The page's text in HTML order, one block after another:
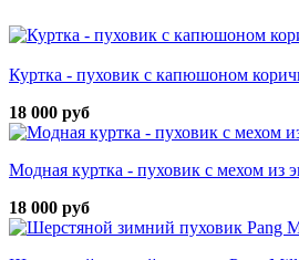
Куртка - пуховик с капюшоном
18 000 руб
Модная куртка - пуховик с мехом из
18 000 руб